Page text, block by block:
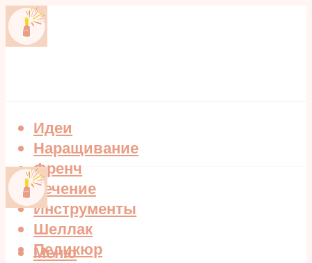
Идеи
Наращивание
Френч
Лечение
Инструменты
Шеллак
Педикюр
Меню